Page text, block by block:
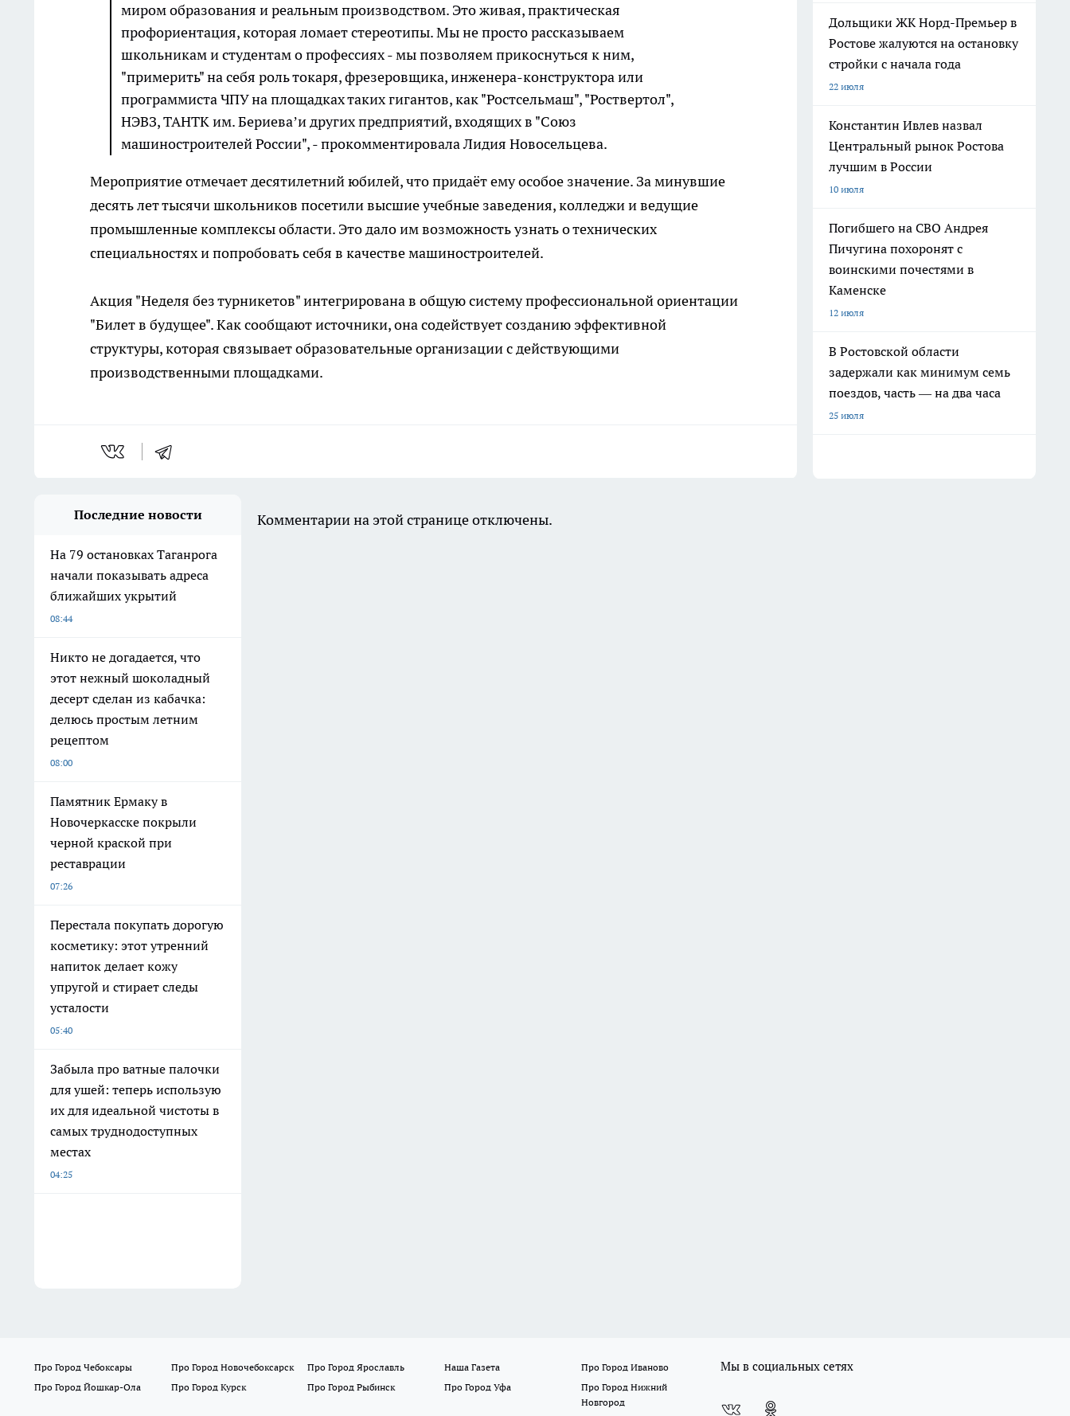
миром образования и реальным производством. Это живая, практическая
профориентация, которая ломает стереотипы. Мы не просто рассказываем
школьникам и студентам о профессиях - мы позволяем прикоснуться к ним,
"примерить" на себя роль токаря, фрезеровщика, инженера-конструктора или
программиста ЧПУ на площадках таких гигантов, как "Ростсельмаш", "Роствертол",
НЭВЗ, ТАНТК им. Бериева’и других предприятий, входящих в "Союз
машиностроителей России", - прокомментировала Лидия Новосельцева.
Мероприятие отмечает десятилетний юбилей, что придаёт ему особое значение. За минувшие
десять лет тысячи школьников посетили высшие учебные заведения, колледжи и ведущие
промышленные комплексы области. Это дало им возможность узнать о технических
специальностях и попробовать себя в качестве машиностроителей.
Акция "Неделя без турникетов" интегрирована в общую систему профессиональной ориентации
"Билет в будущее". Как сообщают источники, она содействует созданию эффективной
структуры, которая связывает образовательные организации с действующими
производственными площадками.
Дольщики ЖК Норд-Премьер в
Ростове жалуются на остановку
стройки с начала года
22 июля
Константин Ивлев назвал
Центральный рынок Ростова
лучшим в России
10 июля
Погибшего на СВО Андрея
Пичугина похоронят с
воинскими почестями в
Каменске
12 июля
В Ростовской области
задержали как минимум семь
поездов, часть — на два часа
25 июля
Последние новости
На 79 остановках Таганрога
начали показывать адреса
ближайших укрытий
08:44
Никто не догадается, что
этот нежный шоколадный
десерт сделан из кабачка:
делюсь простым летним
рецептом
08:00
Памятник Ермаку в
Новочеркасске покрыли
черной краской при
реставрации
07:26
Перестала покупать дорогую
косметику: этот утренний
напиток делает кожу
упругой и стирает следы
усталости
05:40
Забыла про ватные палочки
для ушей: теперь использую
их для идеальной чистоты в
самых труднодоступных
местах
04:25
Комментарии на этой странице отключены.
Про Город Чебоксары Про Город Новочебоксарск Про Город Ярославль Наша Газета
Про Город Иваново
Про Город Йошкар-Ола
Про Город Курск Про Город Рыбинск Про Город Уфа
Про Город Нижний
Новгород
Мы в социальных сетях